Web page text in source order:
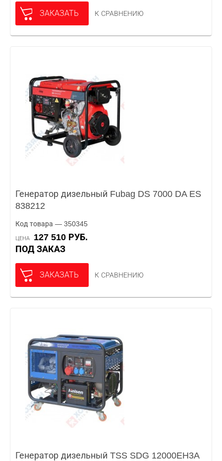
ЗАКАЗАТЬ К СРАВНЕНИЮ
Генератор дизельный Fubag DS 7000 DA ES
838212
Код товара — 350345
ЦЕНА
127 510 РУБ.
ПОД ЗАКАЗ
ЗАКАЗАТЬ К СРАВНЕНИЮ
Генератор дизельный TSS SDG 12000EH3A